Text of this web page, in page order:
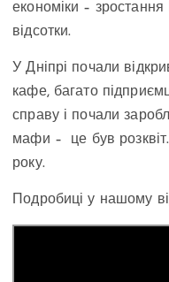
економіки –
відсотки.
У Дніпрі почали
кафе, багато
справу і почали
мафи – це був
року.
Подробиці у нашому